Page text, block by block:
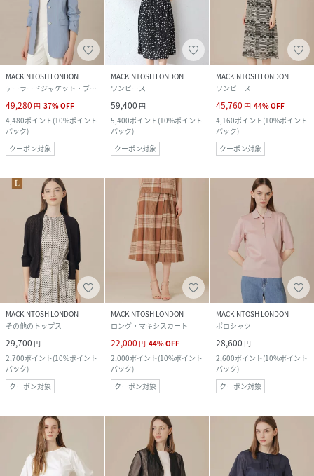
MACKINTOSH LONDON
テーラードジャケット・ブレザー
49,280 円 37%OFF
4,480ポイント(10%ポイント
バック)
クーポン対象
MACKINTOSH LONDON
ワンピース
59,400 円
5,400ポイント(10%ポイント
バック)
クーポン対象
MACKINTOSH LONDON
ワンピース
45,760 円 44%OFF
4,160ポイント(10%ポイント
バック)
クーポン対象
MACKINTOSH LONDON
その他のトップス
29,700 円
2,700ポイント(10%ポイント
バック)
クーポン対象
MACKINTOSH LONDON
ロング・マキシスカート
22,000 円 44%OFF
2,000ポイント(10%ポイント
バック)
クーポン対象
MACKINTOSH LONDON
ポロシャツ
28,600 円
2,600ポイント(10%ポイント
バック)
クーポン対象